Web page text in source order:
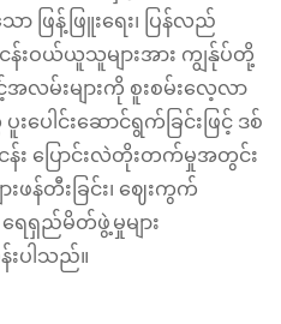
ာ ဖြန့်ဖြူးရေး၊ ပြန်လည်
န်းဝယ်ယူသူများအား ကျွန်ုပ်တို့
အလမ်းများကို စူးစမ်းလေ့လာ
ါင်းဆောင်ရွက်ခြင်းဖြင့် ဒစ်
း ပြောင်းလဲတိုးတက်မှုအတွင်း
န်တီးခြင်း၊ ဈေးကွက်
ေရှည်မိတ်ဖွဲ့မှုများ
ပါသည်။